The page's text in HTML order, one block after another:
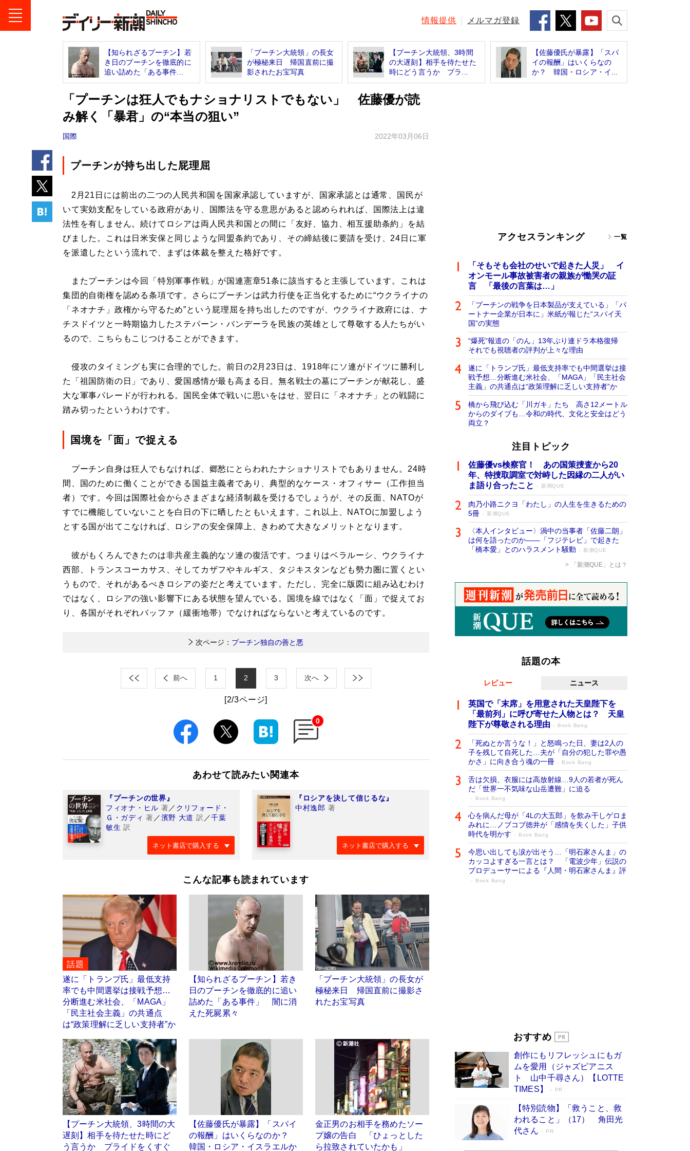
情報提供 メルマガ登録
【知られざるプーチン】若
き日のプーチンを徹底的に
追い詰めた「ある事件...
「プーチン大統領」の長女
が極秘来日 帰国直前に撮
影されたお宝写真
【プーチン大統領、3時間
の大遅刻】相手を待たせた
時にどう言うか プラ...
【佐藤優氏が暴露】「スパ
イの報酬」はいくらなの
か？ 韓国・ロシア・イ...
「プーチンは狂人でもナショナリストでもない」 佐藤優が読
み解く「暴君」の“本当の狙い”
国際 2022年03月06日
プーチンが持ち出した屁理屈
2月21日には前出の二つの人民共和国を国家承認していますが、国家承認とは通常、国民が
いて実効支配をしている政府があり、国際法を守る意思があると認められれば、国際法上は違
法性を有しません。続けてロシアは両人民共和国との間に「友好、協力、相互援助条約」を結
びました。これは日米安保と同じような同盟条約であり、その締結後に要請を受け、24日に軍
を派遣したという流れで、まずは体裁を整えた格好です。
またプーチンは今回「特別軍事作戦」が国連憲章51条に該当すると主張しています。これは
集団的自衛権を認める条項です。さらにプーチンは武力行使を正当化するために“ウクライナの
「ネオナチ」政権から守るため”という屁理屈を持ち出したのですが、ウクライナ政府には、ナ
チスドイツと一時期協力したステパーン・バンデーラを民族の英雄として尊敬する人たちがい
るので、こちらもこじつけることができます。
侵攻のタイミングも実に合理的でした。前日の2月23日は、1918年にソ連がドイツに勝利し
た「祖国防衛の日」であり、愛国感情が最も高まる日。無名戦士の墓にプーチンが献花し、盛
大な軍事パレードが行われる。国民全体で戦いに思いをはせ、翌日に「ネオナチ」との戦闘に
踏み切ったというわけです。
国境を「面」で捉える
プーチン自身は狂人でもなければ、郷愁にとらわれたナショナリストでもありません。24時
間、国のために働くことができる国益主義者であり、典型的なケース・オフィサー（工作担当
者）です。今回は国際社会からさまざまな経済制裁を受けるでしょうが、その反面、NATOが
すでに機能していないことを白日の下に晒したともいえます。これ以上、NATOに加盟しよう
とする国が出てこなければ、ロシアの安全保障上、きわめて大きなメリットとなります。
彼がもくろんできたのは非共産主義的なソ連の復活です。つまりはベラルーシ、ウクライナ
西部、トランスコーカサス、そしてカザフやキルギス、タジキスタンなども勢力圏に置くとい
うもので、それがあるべきロシアの姿だと考えています。ただし、完全に版図に組み込むわけ
ではなく、ロシアの強い影響下にある状態を望んでいる。国境を線ではなく「面」で捉えてお
り、各国がそれぞれバッファ（緩衝地帯）でなければならないと考えているのです。
次ページ： プーチン独自の善と悪
前へ 1 2 3 次へ
[2/3ページ]
0
あわせて読みたい関連本
『プーチンの世界』
フィオナ・ヒル 著 ／ クリフォード・
Ｇ・ガディ 著 ／濱野 大道 訳 ／千葉
敏生 訳
ネット書店で購入する
『ロシアを決して信じるな』
中村逸郎 著
ネット書店で購入する
こんな記事も読まれています
話題
遂に「トランプ氏」最低支持
率でも中間選挙は接戦予想…
分断進む米社会、「MAGA」
「民主社会主義」の共通点
は“政策理解に乏しい支持者”か
【知られざるプーチン】若き
日のプーチンを徹底的に追い
詰めた「ある事件」 闇に消
えた死屍累々
「プーチン大統領」の長女が
極秘来日 帰国直前に撮影さ
れたお宝写真
【プーチン大統領、3時間の大
遅刻】相手を待たせた時にど
う言うか プライドをくすぐ
【佐藤優氏が暴露】「スパイ
の報酬」はいくらなのか？
韓国・ロシア・イスラエルか
金正男のお相手を務めたソー
プ嬢の告白 「ひょっとした
ら拉致されていたかも」
アクセスランキング 一覧
「そもそも会社のせいで起きた人災」 イ
オンモール事故被害者の親族が慟哭の証
言 「最後の言葉は…」
「プーチンの戦争を日本製品が支えている」「パ
ートナー企業が日本に」米紙が報じた“スパイ天
国”の実態
“爆死”報道の「のん」13年ぶり連ドラ本格復帰
それでも視聴者の評判が上々な理由
遂に「トランプ氏」最低支持率でも中間選挙は接
戦予想…分断進む米社会、「MAGA」「民主社会
主義」の共通点は“政策理解に乏しい支持者”か
橋から飛び込む「川ガキ」たち 高さ12メートル
からのダイブも…令和の時代、文化と安全はどう
両立？
注目トピック
佐藤優vs検察官！ あの国策捜査から20
年、特捜取調室で対峙した因縁の二人がい
ま語り合ったこと
新潮QUE
肉乃小路ニクヨ「わたし」の人生を生きるための
5冊
新潮QUE
〈本人インタビュー〉渦中の当事者「佐藤二朗」
は何を語ったのか――「フジテレビ」で起きた
「橋本愛」とのハラスメント騒動
新潮QUE
「新潮QUE」とは？
話題の本
レビュー ニュース
英国で「末席」を用意された天皇陛下を
「最前列」に呼び寄せた人物とは？ 天皇
陛下が尊敬される理由
Book Bang
「死ぬとか言うな！」と怒鳴った日、妻は2人の
子を残して自死した…夫が「自分の犯した罪や愚
かさ」に向き合う魂の一冊
Book Bang
舌は欠損、衣服には高放射線…9人の若者が死ん
だ「世界一不気味な山岳遭難」に迫る
Book Bang
心を病んだ母が「4Lの大五郎」を飲み干しゲロま
みれに…ノブコブ徳井が「感情を失くした」子供
時代を明かす
Book Bang
今思い出しても涙が出そう…「明石家さんま」の
カッコよすぎる一言とは？ 「電波少年」伝説の
プロデューサーによる『人間・明石家さんま』評
Book Bang
開発への関心を押し上げた18年の物語に幕 特装
Book Bang
「不意に涙が出そうに…」高嶋政伸が明かし
た“13歳の娘を暴行する役”への葛藤 インティマ
シーコーディネーターに支えられたNHK『大奥』
Book Bang
おすすめ
創作にもリフレッシュにもガ
ムを愛用（ジャズピアニス
ト 山中千尋さん）【LOTTE
TIMES】
PR
【特別読物】「救うこと、救
われること」（17） 角田光
代さん
PR